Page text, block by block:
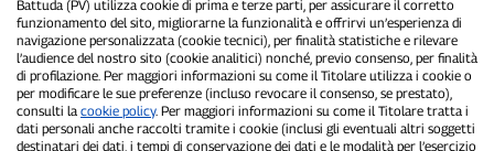
P300.it è una Testata Giornalistica indipendente
Registrazione numero 1/2021 del 1/2/2021 - Tribunale di Pavia
Proprietario ed editore:66communication Srls- P.IVA
02798890188
Direttore Responsabile:Alessandro Secchi- Vicedirettore:Federico
Battuda (PV) utilizza cookie di prima e terze parti, per assicurare il corretto
funzionamento del sito, migliorarne la funzionalità e offrirvi un’esperienza di
navigazione personalizzata (cookie tecnici), per finalità statistiche e rilevare
l’audience del nostro sito (cookie analitici) nonché, previo consenso, per finalità
di profilazione. Per maggiori informazioni su come il Titolare utilizza i cookie o
per modificare le sue preferenze (incluso revocare il consenso, se prestato),
consulti la cookie policy. Per maggiori informazioni su come il Titolare tratta i
dati personali anche raccolti tramite i cookie (inclusi gli eventuali altri soggetti
destinatari dei dati, i tempi di conservazione dei dati e le modalità per l’esercizio